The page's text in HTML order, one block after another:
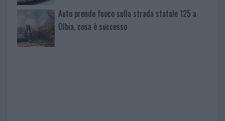
Auto prende fuoco sulla strada statale 125 a
Olbia, cosa è successo